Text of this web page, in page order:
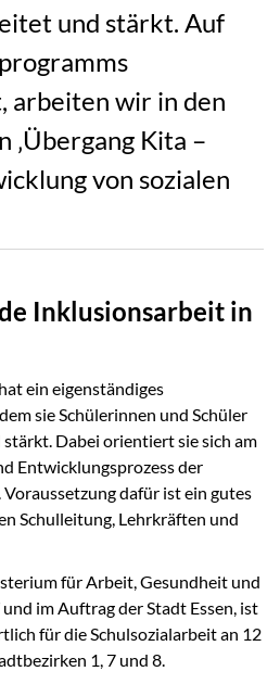
und stärkt. Auf
arbeiten wir in den
‚Übergang Kita –
von sozialen
Inklusionsarbeit in
ein eigenständiges
sie Schülerinnen und Schüler
Dabei orientiert sie sich am
Entwicklungsprozess der
dafür ist ein gutes
Schulleitung, Lehrkräften und
für Arbeit, Gesundheit und
im Auftrag der Stadt Essen, ist
für die Schulsozialarbeit an 12
1, 7 und 8.